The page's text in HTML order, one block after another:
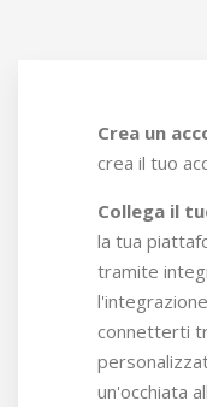
Crea un
crea il tuo
Collega il
la tua
tramite
connetterti
un'occhiata